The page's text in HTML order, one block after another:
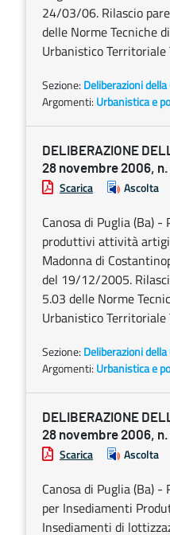
24/03/06. Rilascio
delle Norme Tecniche
Urbanistico Territoriale
Sezione: Deliberazioni
Argomenti: Urbanistica e
DELIBERAZIONE
28 novembre 2006, n.
Scarica Ascolta
Canosa di Puglia (Ba)
produttivi attività
Madonna di
del 19/12/2005.
5.03 delle Norme
Urbanistico Territoriale
Sezione: Deliberazioni
Argomenti: Urbanistica e
DELIBERAZIONE
28 novembre 2006, n.
Scarica Ascolta
Canosa di Puglia (Ba)
per Insediamenti
Insediamenti di